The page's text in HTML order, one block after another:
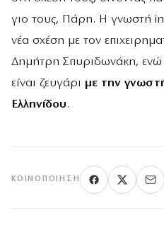
γιο τους, Πάρη. Η γνωστή
νέα σχέση με τον
Δημήτρη Σπυριδωνάκη,
είναι ζευγάρι με την
Ελληνίδου.
ΚΟΙΝΟΠΟΊΗΣΗ